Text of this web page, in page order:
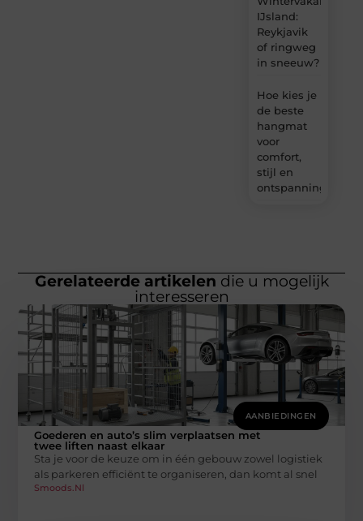
IJsland:
Reykjavik
of ringweg
in sneeuw?
Hoe kies je
de beste
hangmat
voor
comfort,
stijl en
ontspanning?
Gerelateerde artikelen die u mogelijk
interesseren
AANBIEDINGEN
Goederen en auto’s slim verplaatsen met
twee liften naast elkaar
Sta je voor de keuze om in één gebouw zowel logistiek
als parkeren efficiënt te organiseren, dan komt al snel
Smoods.nl